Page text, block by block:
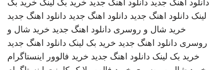
دانلود اهنگ جدید دانلود اهنگ جدید خرید بک لینک خرید بک
لینک دانلود اهنگ جدید دانلود اهنگ جدید دانلود اهنگ جدید
خرید شال و روسری دانلود اهنگ جدید خرید شال و
روسری دانلود اهنگ جدید خرید بک لینک دانلود اهنگ جدید
خرید بک لینک دانلود اهنگ جدید خرید فالوور اینستاگرام